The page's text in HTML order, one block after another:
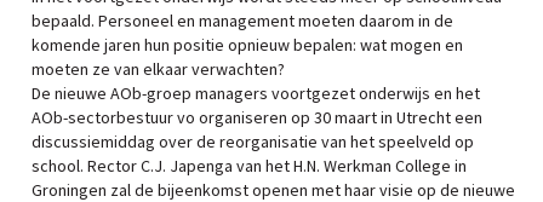
bepaald. Personeel en management moeten daarom in de
komende jaren hun positie opnieuw bepalen: wat mogen en
moeten ze van elkaar verwachten?
De nieuwe AOb-groep managers voortgezet onderwijs en het
AOb-sectorbestuur vo organiseren op 30 maart in Utrecht een
discussiemiddag over de reorganisatie van het speelveld op
school. Rector C.J. Japenga van het H.N. Werkman College in
Groningen zal de bijeenkomst openen met haar visie op de nieuwe